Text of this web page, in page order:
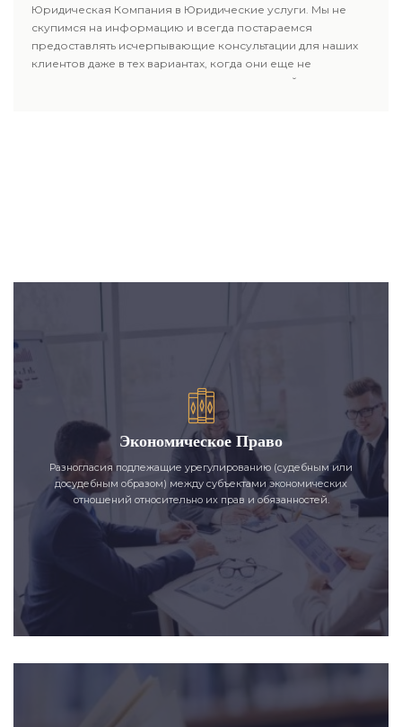
Юридическая Компания в Юридические услуги. Мы не
скупимся на информацию и всегда постараемся
предоставлять исчерпывающие консультации для наших
клиентов даже в тех вариантах, когда они еще не
пользовались юридическими услугами нашей компании.
Экономическое Право
Разногласия подлежащие урегулированию (судебным или
досудебным образом) между субъектами экономических
отношений относительно их прав и обязанностей.